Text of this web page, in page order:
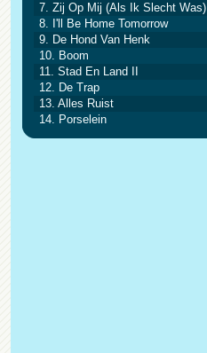
7. Zij Op Mij (Als Ik Slecht Was)
8. I'll Be Home Tomorrow
9. De Hond Van Henk
10. Boom
11. Stad En Land II
12. De Trap
13. Alles Ruist
14. Porselein